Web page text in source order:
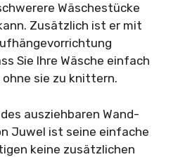
Wäschestücke
Zusätzlich ist er mit
Sie Ihre Wäsche einfach
sie zu knittern.
ausziehbaren Wand-
Juwel ist seine einfache
keine zusätzlichen